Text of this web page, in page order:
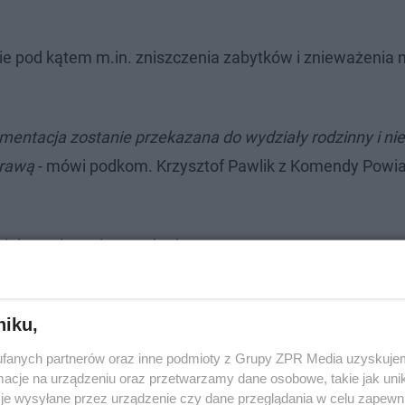
pod kątem m.in. zniszczenia zabytków i znieważenia
zostanie przekazana do wydziały rodzinny i
- mówi podkom. Krzysztof Pawlik z Komendy
do zapłacenia za szkody.
partnerów oraz inne podmioty z Grupy ZPR Media
na urządzeniu oraz przetwarzamy dane osobowe, takie jak
wysyłane przez urządzenie czy dane przeglądania w celu